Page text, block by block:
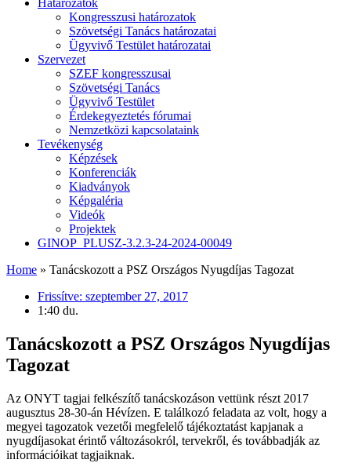
Határozatok
Kongresszusi határozatok
Szövetségi Tanács határozatai
Ügyvivő Testület határozatai
Szervezet
SZEF kongresszusai
Szövetségi Tanács
Ügyvivő Testület
Érdekegyeztetés fórumai
Nemzetközi kapcsolataink
Tevékenység
Képzések
Konferenciák
Kiadványok
Képgaléria
Videók
Projektek
GINOP_PLUSZ-3.2.3-24-2024-00049
Home » Tanácskozott a PSZ Országos Nyugdíjas Tagozat
Frissítve: szeptember 27, 2017
1:40 du.
Tanácskozott a PSZ Országos Nyugdíjas
Tagozat
Az ONYT tagjai felkészítő tanácskozáson vettünk részt 2017
augusztus 28-30-án Hévízen. E találkozó feladata az volt, hogy a
megyei tagozatok vezetői megfelelő tájékoztatást kapjanak a
nyugdíjasokat érintő változásokról, tervekről, és továbbadják az
információikat tagjaiknak.